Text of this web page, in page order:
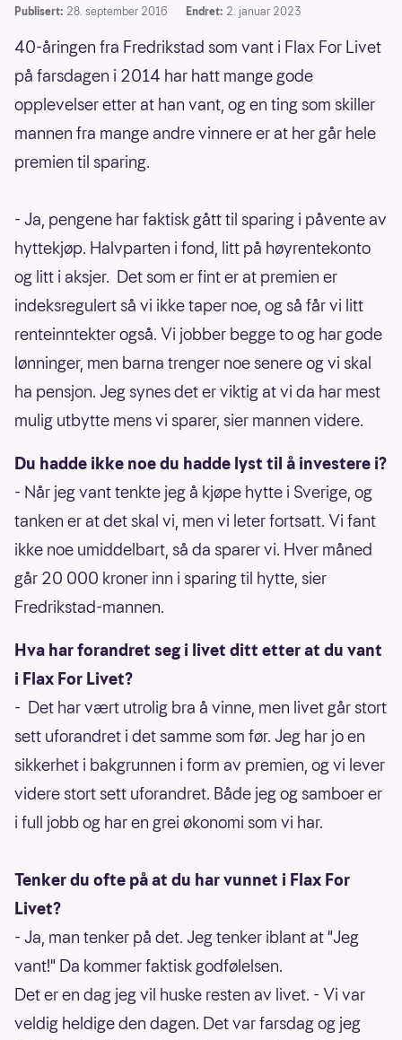
Publisert: 28. september 2016 Endret: 2. januar 2023
40-åringen fra Fredrikstad som vant i Flax For Livet
på farsdagen i 2014 har hatt mange gode
opplevelser etter at han vant, og en ting som skiller
mannen fra mange andre vinnere er at her går hele
premien til sparing.
- Ja, pengene har faktisk gått til sparing i påvente av
hyttekjøp. Halvparten i fond, litt på høyrentekonto
og litt i aksjer. Det som er fint er at premien er
indeksregulert så vi ikke taper noe, og så får vi litt
renteinntekter også. Vi jobber begge to og har gode
lønninger, men barna trenger noe senere og vi skal
ha pensjon. Jeg synes det er viktig at vi da har mest
mulig utbytte mens vi sparer, sier mannen videre.
Du hadde ikke noe du hadde lyst til å investere i?
- Når jeg vant tenkte jeg å kjøpe hytte i Sverige, og
tanken er at det skal vi, men vi leter fortsatt. Vi fant
ikke noe umiddelbart, så da sparer vi. Hver måned
går 20 000 kroner inn i sparing til hytte, sier
Fredrikstad-mannen.
Hva har forandret seg i livet ditt etter at du vant
i Flax For Livet?
- Det har vært utrolig bra å vinne, men livet går stort
sett uforandret i det samme som før. Jeg har jo en
sikkerhet i bakgrunnen i form av premien, og vi lever
videre stort sett uforandret. Både jeg og samboer er
i full jobb og har en grei økonomi som vi har.
Tenker du ofte på at du har vunnet i Flax For
Livet?
- Ja, man tenker på det. Jeg tenker iblant at "Jeg
vant!" Da kommer faktisk godfølelsen.
Det er en dag jeg vil huske resten av livet. - Vi var
veldig heldige den dagen. Det var farsdag og jeg